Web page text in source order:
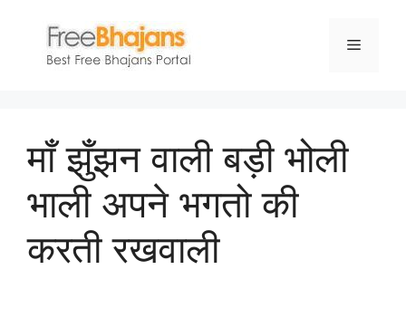
content
Menu
माँ झुँझन वाली बड़ी भोली
भाली अपने भगतो की
करती रखवाली